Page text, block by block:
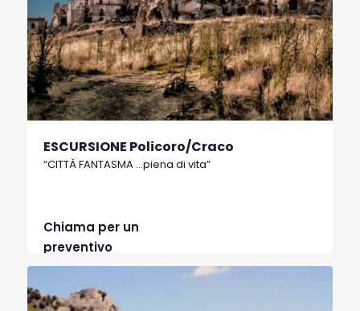
ESCURSIONE Policoro/Craco
“CITTÀ FANTASMA …piena di vita”
Chiama per un
preventivo